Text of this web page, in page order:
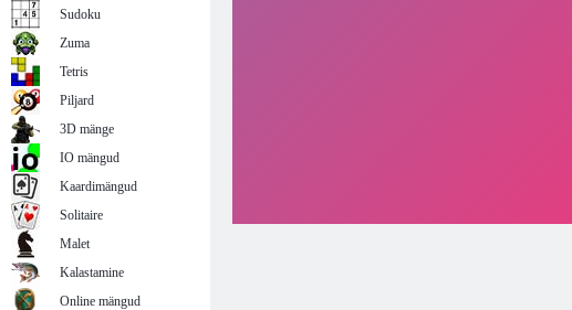
Sudoku
Zuma
Tetris
Piljard
3D mänge
IO mängud
Kaardimängud
Solitaire
Malet
Kalastamine
Online mängud